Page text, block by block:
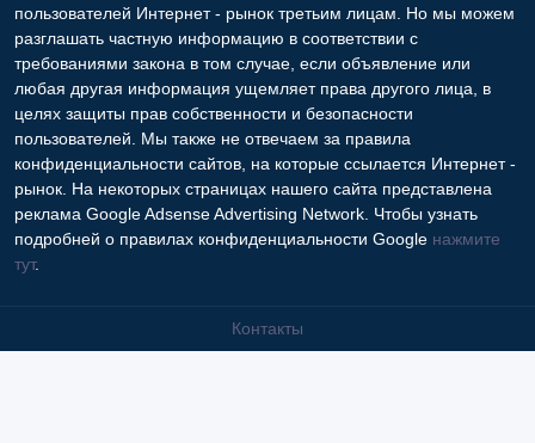
пользователей Интернет - рынок третьим лицам. Но мы можем
разглашать частную информацию в соответствии с
требованиями закона в том случае, если объявление или
любая другая информация ущемляет права другого лица, в
целях защиты прав собственности и безопасности
пользователей. Мы также не отвечаем за правила
конфиденциальности сайтов, на которые ссылается Интернет -
рынок. На некоторых страницах нашего сайта представлена
реклама Google Adsense Advertising Network. Чтобы узнать
подробней о правилах конфиденциальности Google нажмите
тут.
Контакты